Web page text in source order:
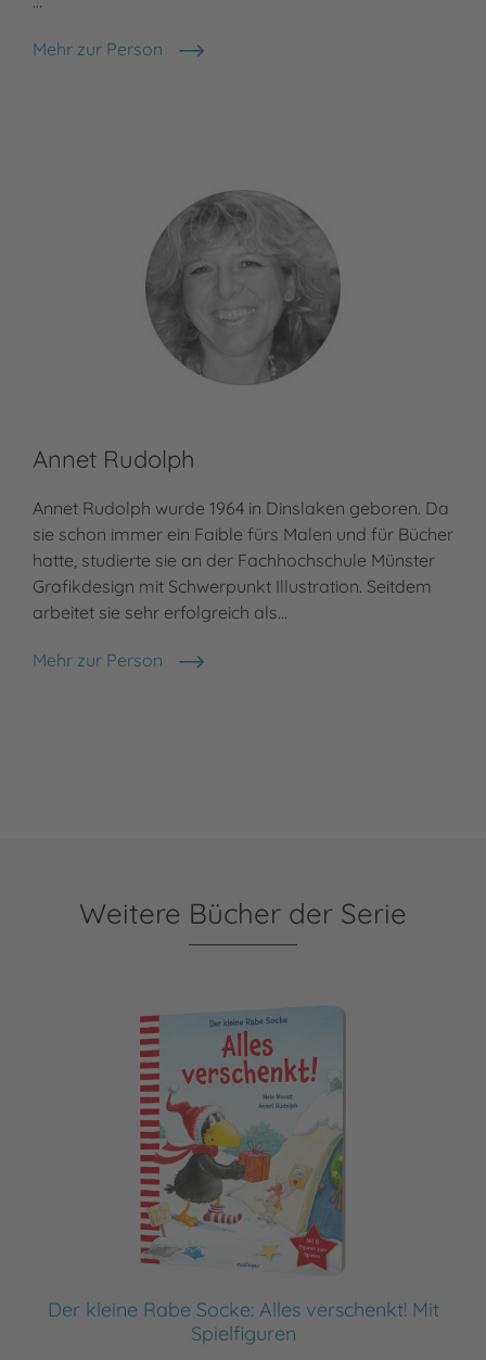
Mehr zur Person
Nele Moost
Annet Rudolph
Annet Rudolph wurde 1964 in Dinslaken geboren. Da
sie schon immer ein Faible fürs Malen und für Bücher
hatte, studierte sie an der Fachhochschule Münster
Grafikdesign mit Schwerpunkt Illustration. Seitdem
arbeitet sie sehr erfolgreich als…
Mehr zur Person
Annet Rudolph
Weitere Bücher der Serie
Der kleine Rabe Socke: Alles verschenkt! Mit
Spielfiguren